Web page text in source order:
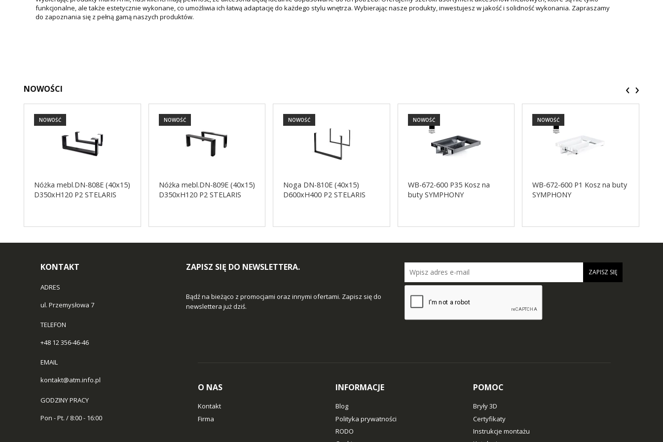
funkcjonalne, ale także estetycznie wykonane, co umożliwia ich łatwą adaptację do każdego stylu wnętrza. Wybierając nasze produkty, inwestujesz w jakość i solidność wykonania. Zapraszamy
do zapoznania się z pełną gamą naszych produktów.
NOWOŚCI
Nóżka mebl.DN-808E (40x15)
D350xH120 P2 STELARIS
NOWOŚĆ
Nóżka mebl.DN-809E (40x15)
D350xH120 P2 STELARIS
NOWOŚĆ
Noga DN-810E (40x15)
D600xH400 P2 STELARIS
NOWOŚĆ
WB-672-600 P35 Kosz na
buty SYMPHONY
NOWOŚĆ
WB-672-600 P1 Kosz na buty
SYMPHONY
NOWOŚĆ
‹ ›
KONTAKT
ADRES
ul. Przemysłowa 7
TELEFON
+48 12 356-46-46
EMAIL
kontakt@atm.info.pl
GODZINY PRACY
Pon - Pt. / 8:00 - 16:00
ZAPISZ SIĘ DO NEWSLETTERA.
Bądź na bieżąco z promocjami oraz innymi ofertami. Zapisz się do
newslettera już dziś.
ZAPISZ SIĘ
O NAS
Kontakt
Firma
INFORMACJE
Blog
Polityka prywatności
RODO
POMOC
Bryły 3D
Certyfikaty
Instrukcje montażu